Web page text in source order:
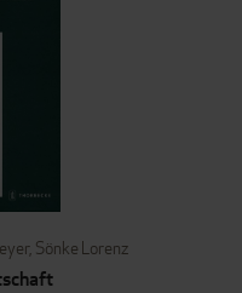
, Sönke Lorenz